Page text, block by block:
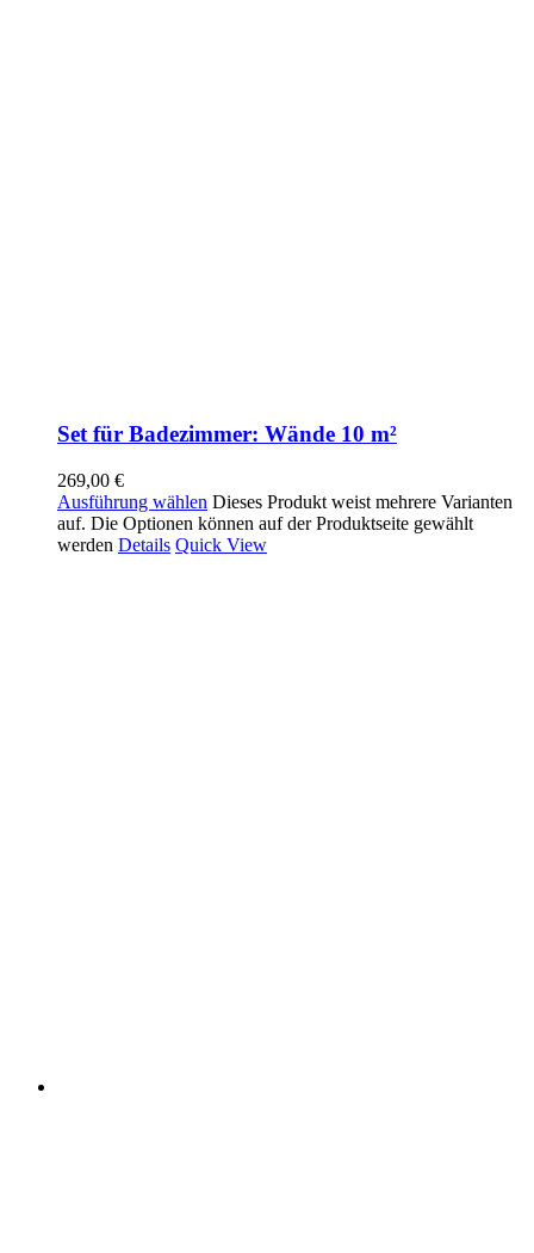
Set für Badezimmer: Wände 10 m²
269,00 €
Ausführung wählen Dieses Produkt weist mehrere Varianten
auf. Die Optionen können auf der Produktseite gewählt
werden Details Quick View